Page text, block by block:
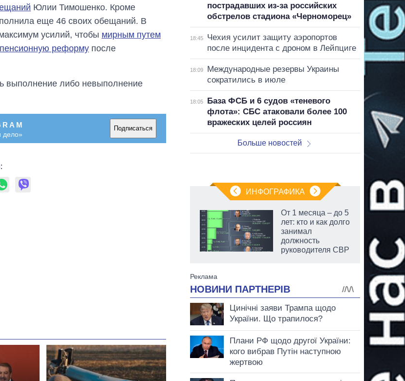
Юлии Тимошенко. Кроме
еще 46 своих обещаний. В
усилий, чтобы мирным путем
реформу после
выполнение либо невыполнение
дело»
Подписаться
пострадавших из-за российских
обстрелов стадиона «Черноморец»
18:45
Чехия усилит защиту аэропортов
после инцидента с дроном в Лейпциге
18:09
Международные резервы Украины
сократились в июле
18:05
База ФСБ и 6 судов «теневого
флота»: СБС атаковали более 100
вражеских целей россиян
Больше новостей
ИНФОГРАФИКА
От 1 месяца – до 5
лет: кто и как долго
занимал
должность
руководителя СВР